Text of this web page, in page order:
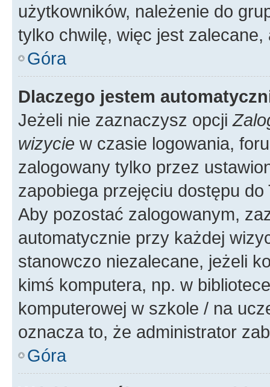
użytkowników, należenie do
tylko chwilę, więc jest zalecane,
Góra
Dlaczego jestem
Jeżeli nie zaznaczysz opcji
wizycie w czasie logowania,
zalogowany tylko przez
zapobiega przejęciu dostępu
Aby pozostać zalogowanym,
automatycznie przy każdej
stanowczo niezalecane, jeżeli
kimś komputera, np. w
komputerowej w szkole / na
oznacza to, że administrator
Góra